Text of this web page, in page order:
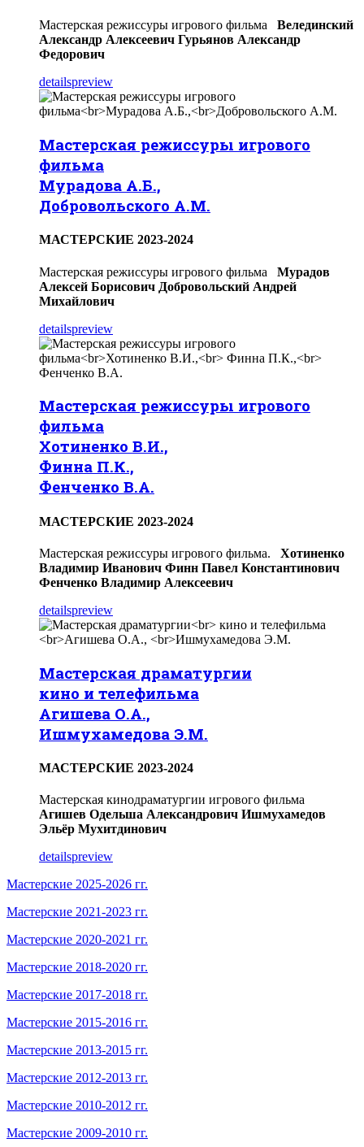
Мастерская режиссуры игрового фильма Велединский
Александр Алексеевич Гурьянов Александр
Федорович
detailspreview
Мастерская режиссуры игрового
фильма
Мурадова А.Б.,
Добровольского А.М.
МАСТЕРСКИЕ 2023-2024
Мастерская режиссуры игрового фильма Мурадов
Алексей Борисович Добровольский Андрей
Михайлович
detailspreview
Мастерская режиссуры игрового
фильма
Хотиненко В.И.,
Финна П.К.,
Фенченко В.А.
МАСТЕРСКИЕ 2023-2024
Мастерская режиссуры игрового фильма. Хотиненко
Владимир Иванович Финн Павел Константинович
Фенченко Владимир Алексеевич
detailspreview
Мастерская драматургии
кино и телефильма
Агишева О.А.,
Ишмухамедова Э.М.
МАСТЕРСКИЕ 2023-2024
Мастерская кинодраматургии игрового фильма
Агишев Одельша Александрович Ишмухамедов
Эльёр Мухитдинович
detailspreview
Мастерские 2025-2026 гг.
Мастерские 2021-2023 гг.
Мастерские 2020-2021 гг.
Мастерские 2018-2020 гг.
Мастерские 2017-2018 гг.
Мастерские 2015-2016 гг.
Мастерские 2013-2015 гг.
Мастерские 2012-2013 гг.
Мастерские 2010-2012 гг.
Мастерские 2009-2010 гг.